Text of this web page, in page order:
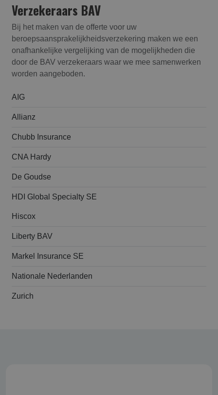
Verzekeraars BAV
Bij het maken van de offerte voor uw
beroepsaansprakelijk­heids­verzekering maken we een
onafhankelijke vergelijking van de mogelijkheden die
door de BAV verzekeraars waar we mee samenwerken
worden aangeboden.
AIG
Allianz
Chubb Insurance
CNA Hardy
De Goudse
HDI Global Specialty SE
Hiscox
Liberty BAV
Markel Insurance SE
Nationale Nederlanden
Zurich